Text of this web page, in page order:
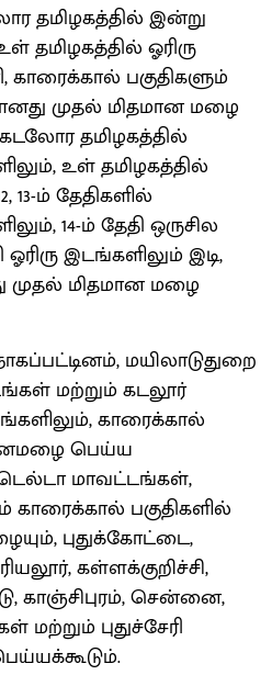
தமிழகத்தில் இன்று
தமிழகத்தில் ஓரிரு
காரைக்கால் பகுதிகளும்
முதல் மிதமான மழை
தமிழகத்தில்
உள் தமிழகத்தில்
13-ம் தேதிகளில்
14-ம் தேதி ஒருசில
இடங்களிலும் இடி,
மிதமான மழை
மயிலாடுதுறை
மற்றும் கடலூர்
காரைக்கால்
பெய்ய
மாவட்டங்கள்,
காரைக்கால் பகுதிகளில்
புதுக்கோட்டை,
கள்ளக்குறிச்சி,
காஞ்சிபுரம், சென்னை,
புதுச்சேரி